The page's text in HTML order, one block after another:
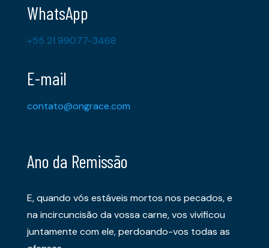
WhatsApp
+55 21 99077-3468
E-mail
contato@ongrace.com
Ano da Remissão
E, quando vós estáveis mortos nos pecados, e
na incircuncisão da vossa carne, vos vivificou
juntamente com ele, perdoando-vos todas as